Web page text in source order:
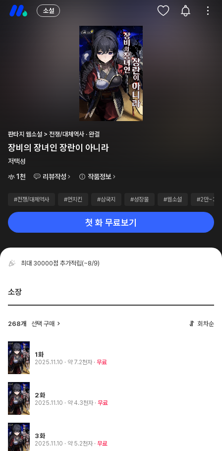
소설
판타지 웹소설 > 전쟁/대체역사 · 완결
장비의 장녀인 장란이 아니라
저택성
1천
리뷰작성 작품정보
#전쟁/대체역사 #먼치킨 #삼국지 #성장물 #웹소설 #2만~3만
첫 화 무료보기
최대 30000점 추가적립(~8/9)
소장
268개 선택 구매 회차순
1화
2025.11.10 · 약 7.2천자 무료
2화
2025.11.10 · 약 4.3천자 무료
3화
2025.11.10 · 약 5.2천자 무료